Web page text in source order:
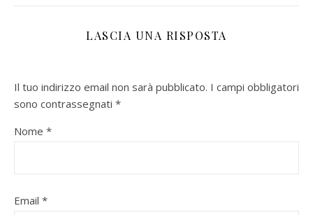
LASCIA UNA RISPOSTA
Il tuo indirizzo email non sarà pubblicato. I campi obbligatori
sono contrassegnati *
Nome *
Email *